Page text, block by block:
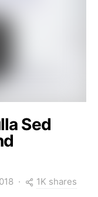
Sed
1K shares